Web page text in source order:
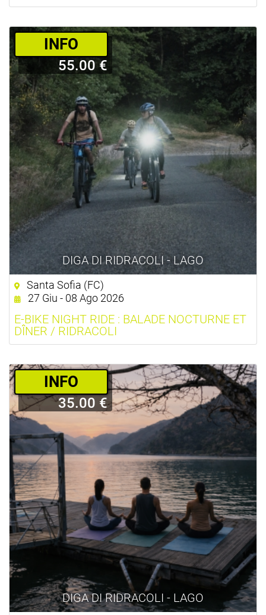
DIGA DI RIDRACOLI - LAGO
­INFO
55.00 €
Santa Sofia (FC)
27 Giu - 08 Ago 2026
E-BIKE NIGHT RIDE : BALADE NOCTURNE ET
DÎNER / RIDRACOLI
DIGA DI RIDRACOLI - LAGO
­INFO
35.00 €